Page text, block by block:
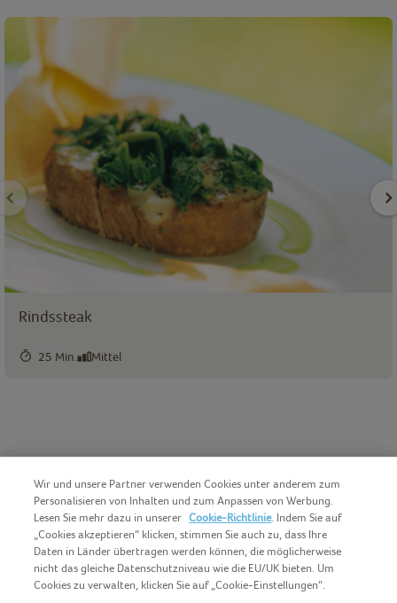
Rindssteak
25 Min. Mittel
Wir und unsere Partner verwenden Cookies unter anderem zum
Personalisieren von Inhalten und zum Anpassen von Werbung.
Lesen Sie mehr dazu in unserer Cookie-Richtlinie. Indem Sie auf
„Cookies akzeptieren“ klicken, stimmen Sie auch zu, dass Ihre
Daten in Länder übertragen werden können, die möglicherweise
nicht das gleiche Datenschutzniveau wie die EU/UK bieten. Um
Cookies zu verwalten, klicken Sie auf „Cookie-Einstellungen“.